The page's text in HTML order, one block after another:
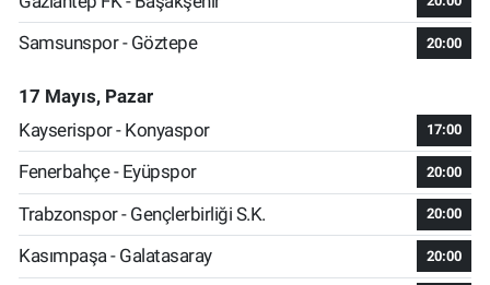
Samsunspor - Göztepe 20:00
17 Mayıs, Pazar
Kayserispor - Konyaspor
17:00
Fenerbahçe - Eyüpspor 20:00
Trabzonspor - Gençlerbirliği S.K. 20:00
Kasımpaşa - Galatasaray 20:00